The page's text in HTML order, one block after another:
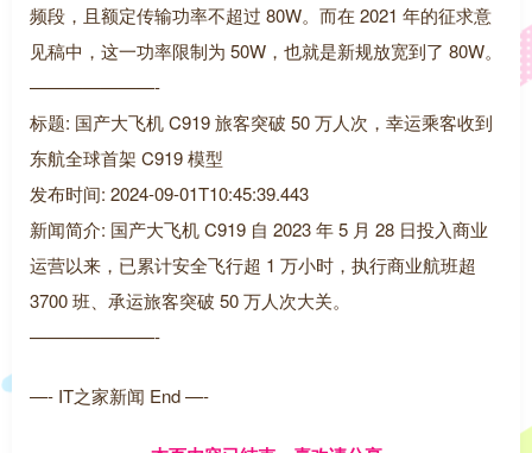
频段，且额定传输功率不超过 80W。而在 2021 年的征求意
见稿中，这一功率限制为 50W，也就是新规放宽到了 80W。
———————-
标题: 国产大飞机 C919 旅客突破 50 万人次，幸运乘客收到
东航全球首架 C919 模型
发布时间: 2024-09-01T10:45:39.443
新闻简介: 国产大飞机 C919 自 2023 年 5 月 28 日投入商业
运营以来，已累计安全飞行超 1 万小时，执行商业航班超
3700 班、承运旅客突破 50 万人次大关。
———————-
—- IT之家新闻 End —-